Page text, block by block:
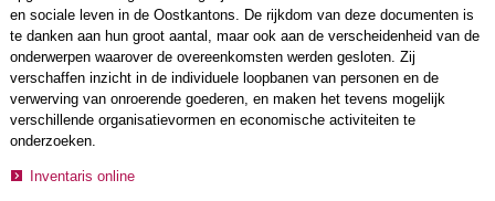
en sociale leven in de Oostkantons. De rijkdom van deze documenten is
te danken aan hun groot aantal, maar ook aan de verscheidenheid van de
onderwerpen waarover de overeenkomsten werden gesloten. Zij
verschaffen inzicht in de individuele loopbanen van personen en de
verwerving van onroerende goederen, en maken het tevens mogelijk
verschillende organisatievormen en economische activiteiten te
onderzoeken.
Inventaris online